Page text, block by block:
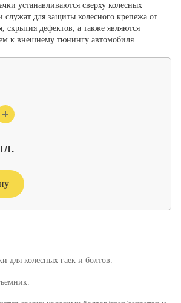
устанавливаются сверху колесных
служат для защиты колесного крепежа от
скрытия дефектов, а также являются
к внешнему тюнингу автомобиля.
для колесных гаек и болтов.